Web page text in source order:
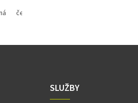
černá/žlutá
SLUŽBY